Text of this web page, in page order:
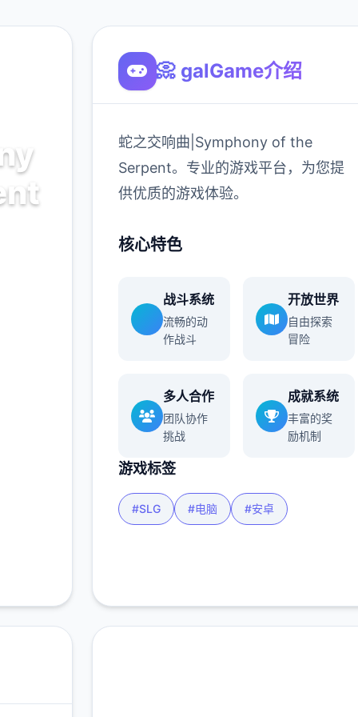
📀 galGame介绍
蛇之交响曲|Symphony of the
Serpent。专业的游戏平台，为您提
供优质的游戏体验。
核心特色
战斗系统
流畅的动
作战斗
开放世界
自由探索
冒险
多人合作
团队协作
挑战
成就系统
丰富的奖
励机制
游戏标签
#SLG #电脑 #安卓